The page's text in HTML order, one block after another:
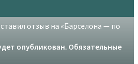
отзыв на «Барселона — по
опубликован. Обязательные